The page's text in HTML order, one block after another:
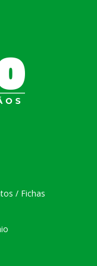
/ Fichas